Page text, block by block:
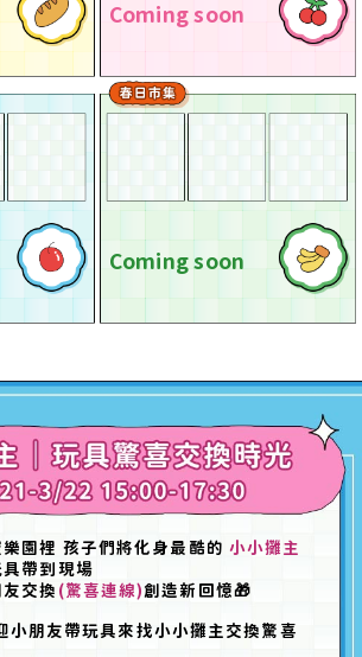
Coming soon
Coming soon
樂園裡 孩子們將化身最酷的 小小攤主
帶到現場
交換 (驚喜連線)創造新回憶🎁
小朋友帶玩具來找小小攤主交換驚喜